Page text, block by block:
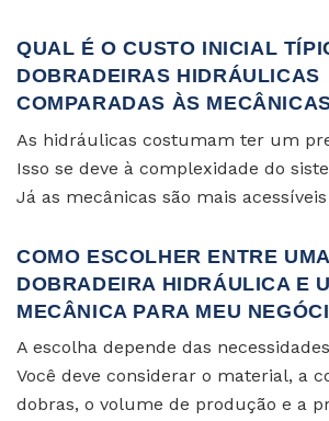
QUAL É O CUSTO INICIAL
DOBRADEIRAS HIDRÁULICAS
COMPARADAS ÀS
As hidráulicas costumam ter um
Isso se deve à complexidade do
Já as mecânicas são mais
COMO ESCOLHER ENTRE UMA
DOBRADEIRA HIDRÁULICA E
MECÂNICA PARA MEU
A escolha depende das
Você deve considerar o material, a
dobras, o volume de produção e a